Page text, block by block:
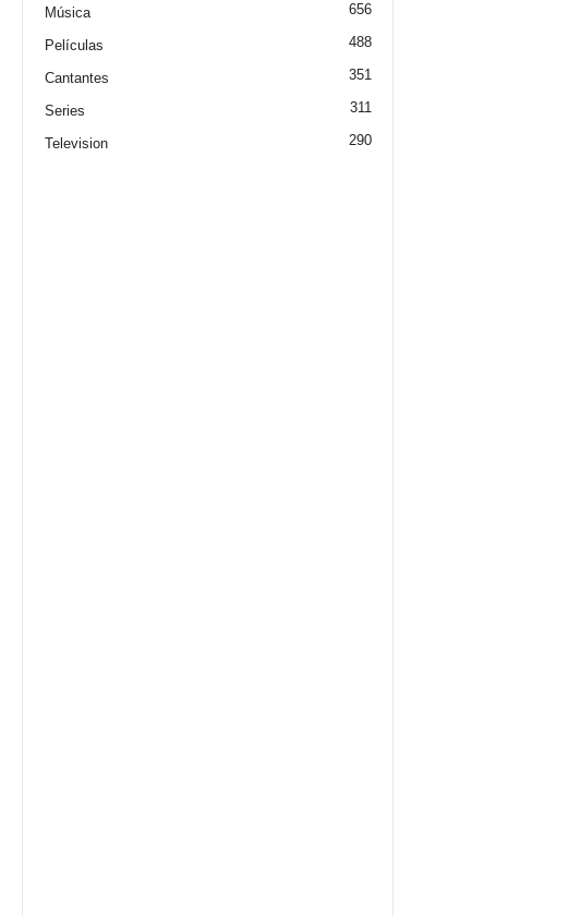
Música 656
Películas 488
Cantantes 351
Series 311
Television 290